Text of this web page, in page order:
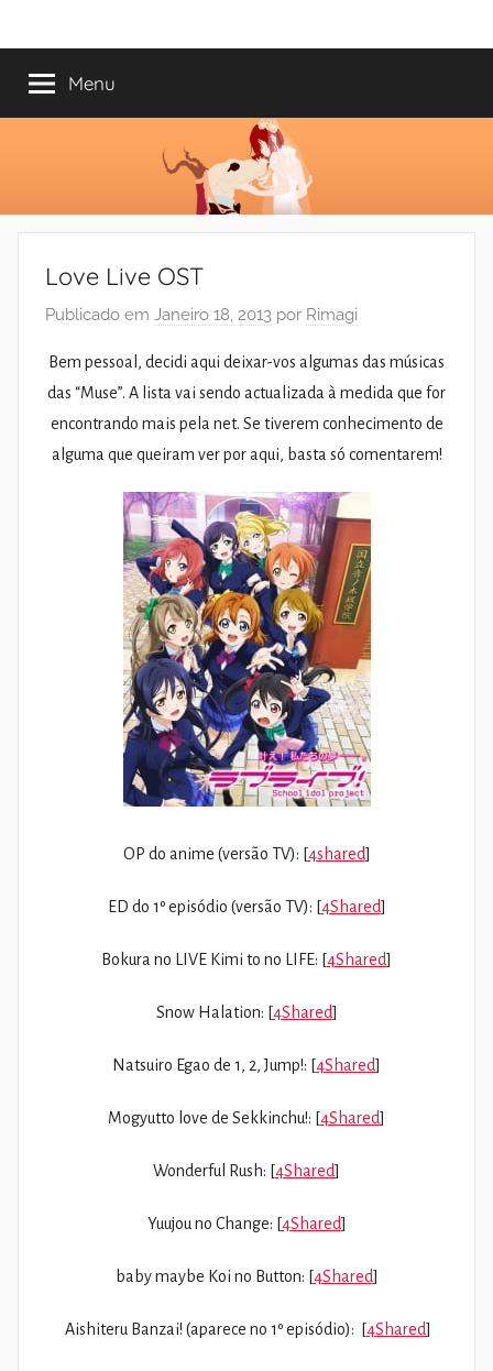
paraMundo
do
anos
a
romances
Menu
Love Live OST
Publicado em Janeiro 18, 2013 por Rimagi
Bem pessoal, decidi aqui deixar-vos algumas das músicas
das “Muse”. A lista vai sendo actualizada à medida que for
encontrando mais pela net. Se tiverem conhecimento de
alguma que queiram ver por aqui, basta só comentarem!
OP do anime (versão TV): [4shared]
ED do 1º episódio (versão TV): [4Shared]
Bokura no LIVE Kimi to no LIFE: [4Shared]
Snow Halation: [4Shared]
Natsuiro Egao de 1, 2, Jump!: [4Shared]
Mogyutto love de Sekkinchu!: [4Shared]
Wonderful Rush: [4Shared]
Yuujou no Change: [4Shared]
baby maybe Koi no Button: [4Shared]
Aishiteru Banzai! (aparece no 1º episódio): [4Shared]